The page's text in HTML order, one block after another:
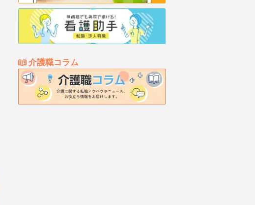
介護職コラム